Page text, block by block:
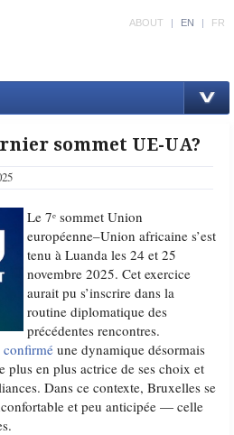
ABOUT | EN | FR
sommet UE-UA?
Le 7ᵉ sommet Union
européenne–Union africaine s’est
tenu à Luanda les 24 et 25
novembre 2025. Cet exercice
aurait pu s’inscrire dans la
routine diplomatique des
précédentes rencontres.
confirmé une dynamique désormais
plus en plus actrice de ses choix et
Dans ce contexte, Bruxelles se
et peu anticipée — celle